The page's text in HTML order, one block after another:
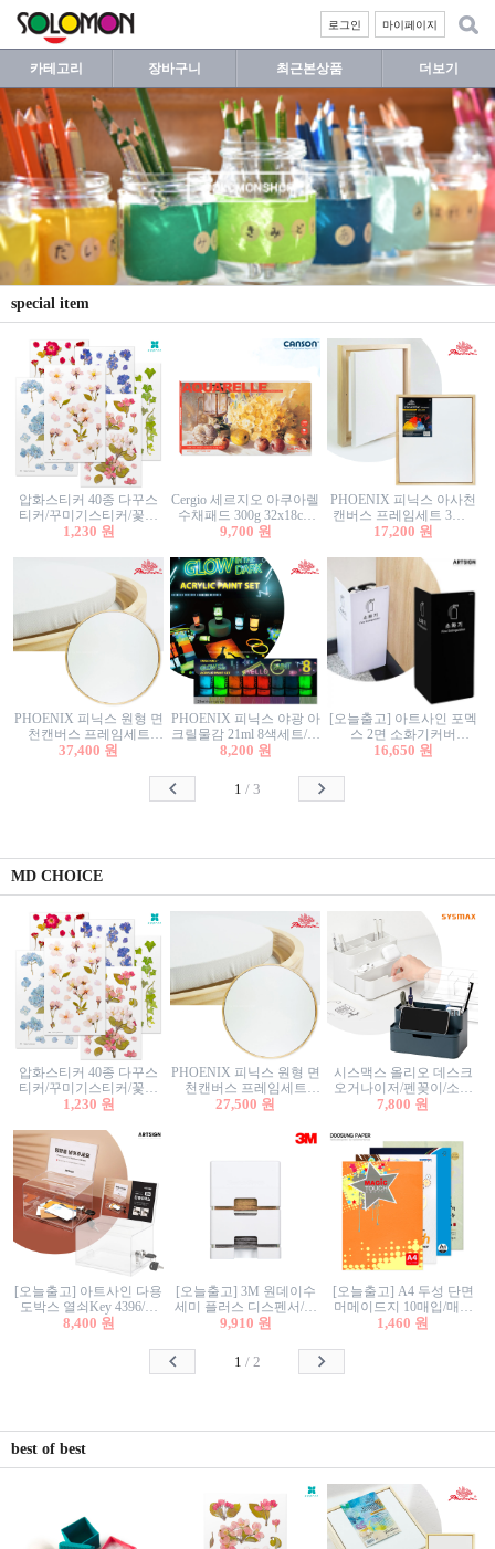
마이페이지
로그인
카테고리 장바구니 최근본상품 더보기
special item
압화스티커 40종 다꾸스
티커/꾸미기스티커/꽃스
티커/압화꽃책갈피/팬시
1,230 원
Cergio 세르지오 아쿠아렐
수채패드 300g 32x18cm
12매 1면제본
9,700 원
PHOENIX 피닉스 아사천
캔버스 프레임세트 3호F
27.3x22cm 캔버스와 올림
17,200 원
PHOENIX 피닉스 원형 면
천캔버스 프레임세트
40cm/원형캔버스/플로팅
37,400 원
PHOENIX 피닉스 야광 아
크릴물감 21ml 8색세트/야
광물감
8,200 원
[오늘출고] 아트사인 포멕
스 2면 소화기커버
1470/1471/소화기커버/소
함/소화기거치대/소화기
16,650 원
1 / 3
MD CHOICE
압화스티커 40종 다꾸스
티커/꾸미기스티커/꽃스
티커/압화꽃책갈피/팬시
1,230 원
PHOENIX 피닉스 원형 면
천캔버스 프레임세트
30cm/원형캔버스/플로팅
27,500 원
시스맥스 올리오 데스크
오거나이저/펜꽂이/소품
꽂이/소품함/정리함/수납
7,800 원
[오늘출고] 아트사인 다용
도박스 열쇠Key 4396/투
표함/건의함/모금함/응모
8,400 원
[오늘출고] 3M 원데이수
세미 플러스 디스펜서/소
프트수세미5매+강력수세
9,910 원
[오늘출고] A4 두성 단면
머메이드지 10매입/매직
터치/색지/색상지/색복사
칼라색지/고급복사지
1,460 원
1 / 2
best of best